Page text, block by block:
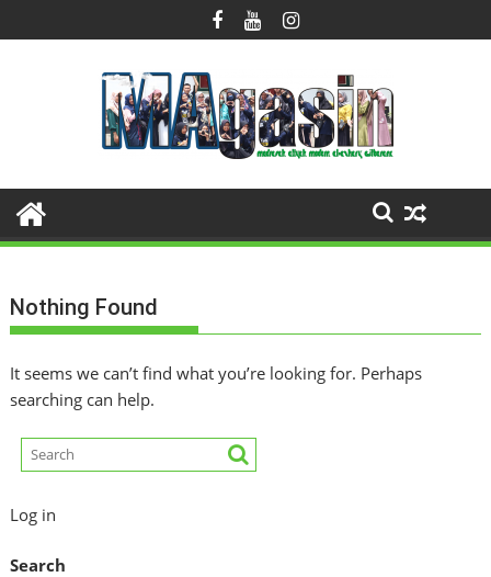
to
Nothing Found
It seems we can’t find what you’re looking for. Perhaps
searching can help.
Log in
Search